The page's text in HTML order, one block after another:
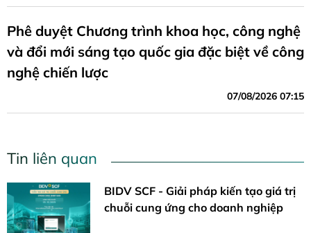
Phê duyệt Chương trình khoa học, công nghệ
và đổi mới sáng tạo quốc gia đặc biệt về công
nghệ chiến lược
07/08/2026 07:15
Tin liên quan
BIDV SCF - Giải pháp kiến tạo giá trị
chuỗi cung ứng cho doanh nghiệp